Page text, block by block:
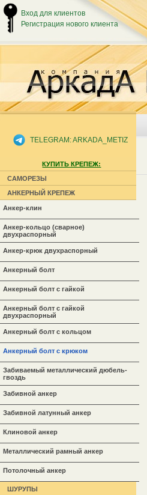
TELEGRAM: ARKADA_METIZ
КУПИТЬ КРЕПЕЖ:
САМОРЕЗЫ
АНКЕРНЫЙ КРЕПЕЖ
Анкер-клин
Анкер-кольцо (сварное)
двухраспорный
Анкер-крюк двухраспорный
Анкерный болт
Анкерный болт с гайкой
Анкерный болт с гайкой
двухраспорный
Анкерный болт с кольцом
Анкерный болт с крюком
Забиваемый металлический дюбель-
гвоздь
Забивной анкер
Забивной латунный анкер
Клиновой анкер
Металлический рамный анкер
Потолочный анкер
ШУРУПЫ
Вход для клиентов
Регистрация нового клиента